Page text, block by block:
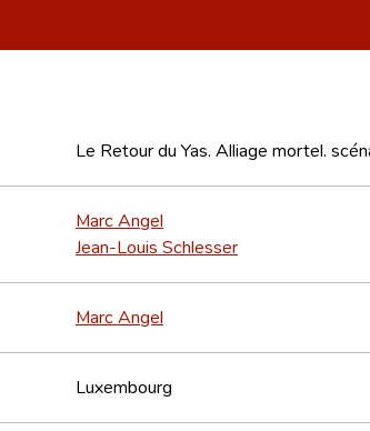
Le Retour du Yas. Alliage mortel.
Marc Angel
Jean-Louis Schlesser
Marc Angel
Luxembourg